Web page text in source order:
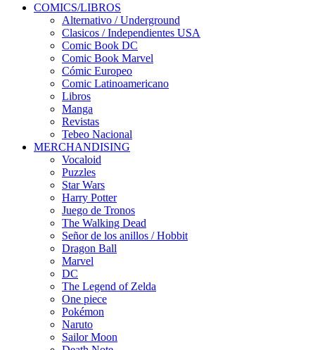
COMICS/LIBROS
Alternativo / Underground
Clasicos / Independientes USA
Comic Book DC
Comic Book Marvel
Cómic Europeo
Comic Latinoamericano
Libros
Manga
Revistas
Tebeo Nacional
MERCHANDISING
Vocaloid
Puzzles
Star Wars
Harry Potter
Juego de Tronos
The Walking Dead
Señor de los anillos / Hobbit
Dragon Ball
Marvel
DC
The Legend of Zelda
One piece
Pokémon
Naruto
Sailor Moon